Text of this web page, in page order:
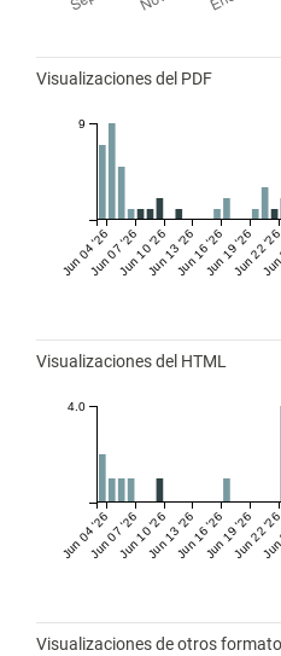
Visualizaciones del PDF
Jun 04 '26Jun 07 '26Jun 10 '26Jun 13 '26Jun 16 '26Jun 19 '26
Jun 22
9
Visualizaciones del HTML
Jun 04 '26Jun 07 '26Jun 10 '26Jun 13 '26Jun 16 '26Jun 19 '26
Jun 22
4.0
Visualizaciones de otros